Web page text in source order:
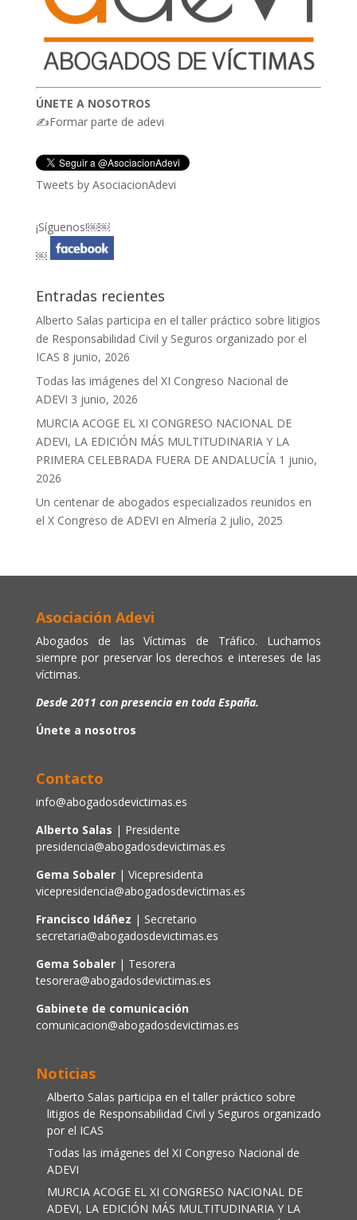
ÚNETE A NOSOTROS
✍Formar parte de adevi
Tweets by AsociacionAdevi
¡Síguenos!￼￼
￼
Entradas recientes
Alberto Salas participa en el taller práctico sobre litigios
de Responsabilidad Civil y Seguros organizado por el
ICAS 8 junio, 2026
Todas las imágenes del XI Congreso Nacional de
ADEVI 3 junio, 2026
MURCIA ACOGE EL XI CONGRESO NACIONAL DE
ADEVI, LA EDICIÓN MÁS MULTITUDINARIA Y LA
PRIMERA CELEBRADA FUERA DE ANDALUCÍA 1 junio,
2026
Un centenar de abogados especializados reunidos en
el X Congreso de ADEVI en Almería 2 julio, 2025
Asociación Adevi
Abogados de las Víctimas de Tráfico. Luchamos
siempre por preservar los derechos e intereses de las
víctimas.
Desde 2011 con presencia en toda España.
Únete a nosotros
Contacto
info@abogadosdevictimas.es
Alberto Salas | Presidente
presidencia@abogadosdevictimas.es
Gema Sobaler | Vicepresidenta
vicepresidencia@abogadosdevictimas.es
Francisco Idáñez | Secretario
secretaria@abogadosdevictimas.es
Gema Sobaler| Tesorera
tesorera@abogadosdevictimas.es
Gabinete de comunicación
comunicacion@abogadosdevictimas.es
Noticias
Alberto Salas participa en el taller práctico sobre
litigios de Responsabilidad Civil y Seguros organizado
por el ICAS
Todas las imágenes del XI Congreso Nacional de
ADEVI
MURCIA ACOGE EL XI CONGRESO NACIONAL DE
ADEVI, LA EDICIÓN MÁS MULTITUDINARIA Y LA